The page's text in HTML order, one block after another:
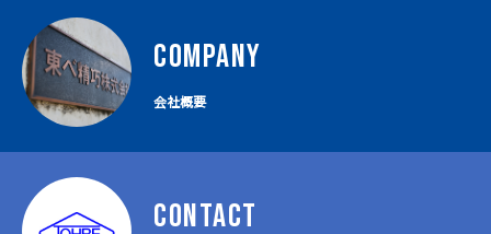
COMPANY
会社概要
CONTACT